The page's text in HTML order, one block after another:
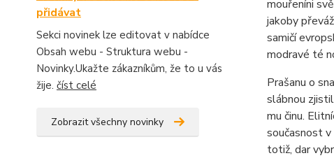
přidávat
Sekci novinek lze editovat v nabídce
Obsah webu - Struktura webu -
Novinky.Ukažte zákazníkům, že to u vás
žije. číst celé
Zobrazit všechny novinky
mouřeníni
jakoby
samičí
modravé té
Prašanu o
slábnou
mu činu.
současnost
totiž, dar